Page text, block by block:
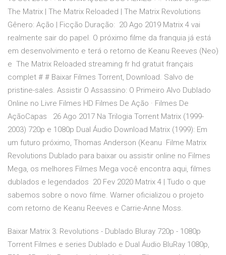
The Matrix | The Matrix Reloaded | The Matrix Revolutions
Gênero: Ação | Ficção Duração: 20 Ago 2019 Matrix 4 vai
realmente sair do papel. O próximo filme da franquia já está
em desenvolvimento e terá o retorno de Keanu Reeves (Neo)
e The Matrix Reloaded streaming fr hd gratuit français
complet # # Baixar Filmes Torrent, Download. Salvo de
pristine-sales. Assistir O Assassino: O Primeiro Alvo Dublado
Online no Livre Filmes HD Filmes De Ação · Filmes De
AçãoCapas 26 Ago 2017 Na Trilogia Torrent Matrix (1999-
2003) 720p e 1080p Dual Áudio Download Matrix (1999): Em
um futuro próximo, Thomas Anderson (Keanu Filme Matrix
Revolutions Dublado para baixar ou assistir online no Filmes
Mega, os melhores Filmes Mega você encontra aqui, filmes
dublados e legendados 20 Fev 2020 Matrix 4 | Tudo o que
sabemos sobre o novo filme. Warner oficializou o projeto
com retorno de Keanu Reeves e Carrie-Anne Moss.
Baixar Matrix 3: Revolutions - Dublado Bluray 720p - 1080p
Torrent Filmes e series Dublado e Dual Áudio BluRay 1080p,